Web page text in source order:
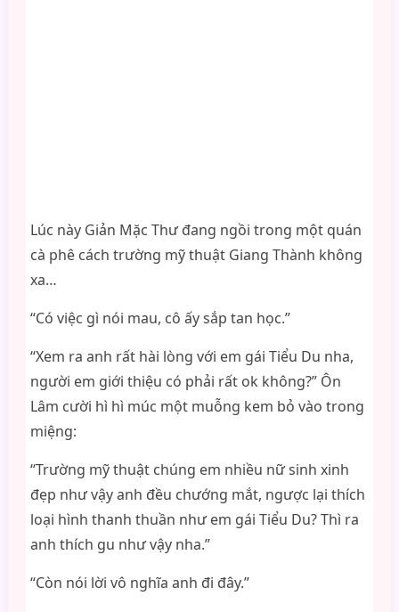
Lúc này Giản Mặc Thư đang ngồi trong một quán
cà phê cách trường mỹ thuật Giang Thành không
xa…
“Có việc gì nói mau, cô ấy sắp tan học.”
“Xem ra anh rất hài lòng với em gái Tiểu Du nha,
người em giới thiệu có phải rất ok không?” Ôn
Lâm cười hì hì múc một muỗng kem bỏ vào trong
miệng:
“Trường mỹ thuật chúng em nhiều nữ sinh xinh
đẹp như vậy anh đều chướng mắt, ngược lại thích
loại hình thanh thuần như em gái Tiểu Du? Thì ra
anh thích gu như vậy nha.”
“Còn nói lời vô nghĩa anh đi đây.”